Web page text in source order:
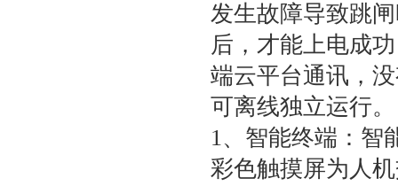
发生故障导致跳
后，才能上电成
端云平台通讯，
可离线独立运行。
1、智能终端：智
彩色触摸屏为人